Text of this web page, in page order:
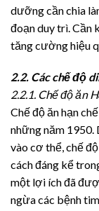
dưỡng cần chia
đoạn duy trì. Cần
tăng cường hiệu
2.2. Các chế độ
2.2.1. Chế độ ăn
Chế độ ăn hạn
những năm 1950.
vào cơ thể, chế
cách đáng kể
một lợi ích đã
ngừa các bệnh